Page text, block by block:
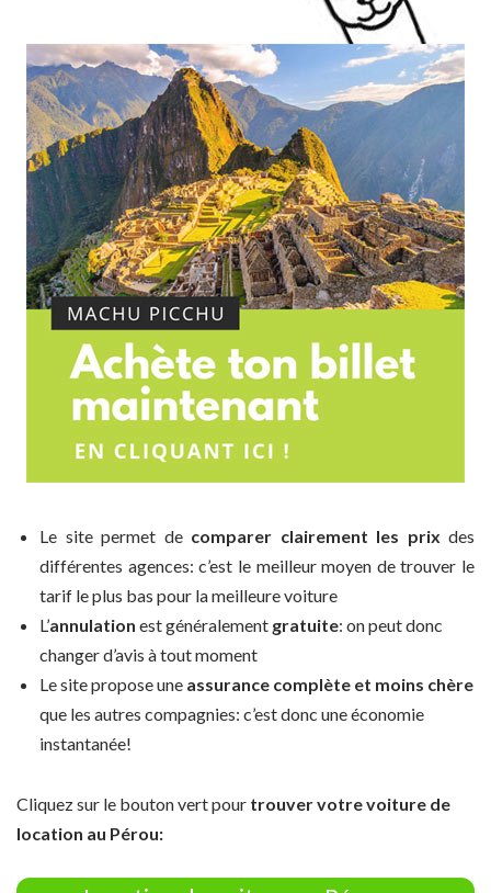
Le site permet de comparer clairement les prix des
différentes agences: c’est le meilleur moyen de trouver le
tarif le plus bas pour la meilleure voiture
L’annulation est généralement gratuite: on peut donc
changer d’avis à tout moment
Le site propose une assurance complète et moins chère
que les autres compagnies: c’est donc une économie
instantanée!
Cliquez sur le bouton vert pour trouver votre voiture de
location au Pérou: